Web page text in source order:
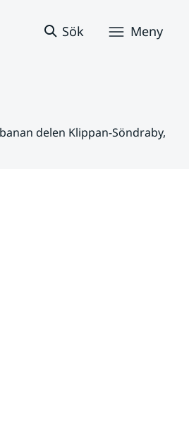
Sök Meny
delen Klippan-Söndraby,